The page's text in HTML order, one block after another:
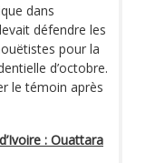
dans
défendre les
pour la
d’octobre.
le témoin après
: Ouattara